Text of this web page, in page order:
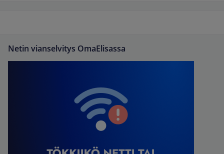
Netin vianselvitys OmaElisassa